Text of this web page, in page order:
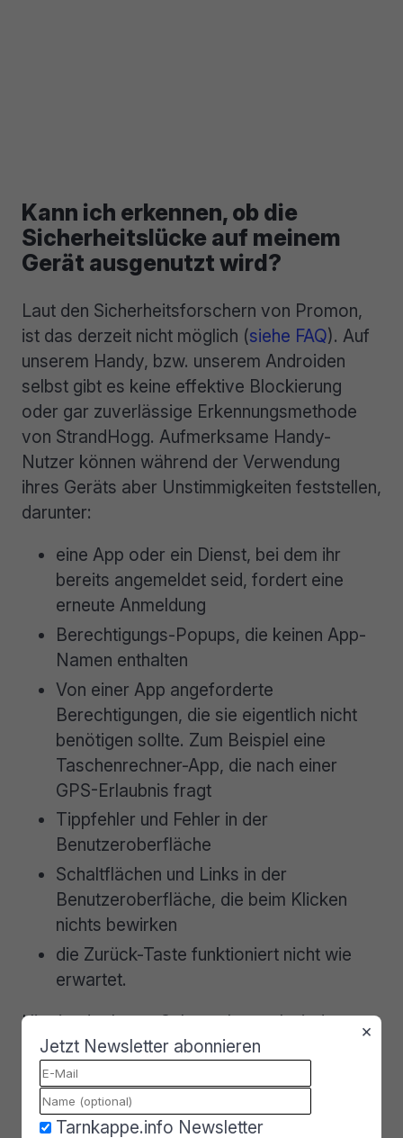
Kann ich erkennen, ob die
Sicherheitslücke auf meinem
Gerät ausgenutzt wird?
Laut den Sicherheitsforschern von Promon,
ist das derzeit nicht möglich (siehe FAQ). Auf
unserem Handy, bzw. unserem Androiden
selbst gibt es keine effektive Blockierung
oder gar zuverlässige Erkennungsmethode
von StrandHogg. Aufmerksame Handy-
Nutzer können während der Verwendung
ihres Geräts aber Unstimmigkeiten feststellen,
darunter:
eine App oder ein Dienst, bei dem ihr
bereits angemeldet seid, fordert eine
erneute Anmeldung
Berechtigungs-Popups, die keinen App-
Namen enthalten
Von einer App angeforderte
Berechtigungen, die sie eigentlich nicht
benötigen sollte. Zum Beispiel eine
Taschenrechner-App, die nach einer
GPS-Erlaubnis fragt
Tippfehler und Fehler in der
Benutzeroberfläche
Schaltflächen und Links in der
Benutzeroberfläche, die beim Klicken
nichts bewirken
die Zurück-Taste funktioniert nicht wie
erwartet.
Hier ist der beste Schutz also mal wieder
nicht irgend eine Antivirus- bzw. eine Anti-
Malware-App. Am besten schützen wir uns,
indem wir unseren Kopf einsetzen. Bitte erst
denken und dann klicken. Meistens sind es ja
×
Jetzt Newsletter abonnieren
Tarnkappe.info Newsletter